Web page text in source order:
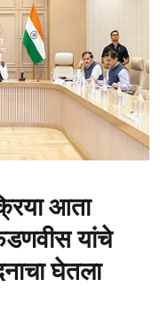
आता
यांचे
घेतला